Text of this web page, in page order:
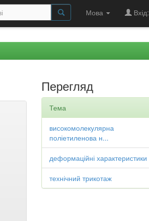
Мова Вхід:
Перегляд
Тема
високомолекулярна
поліетиленова н...
деформаційні характеристики
технічний трикотаж